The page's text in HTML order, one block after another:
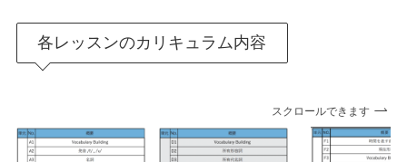
各レッスンのカリキュラム内容
スクロールできます